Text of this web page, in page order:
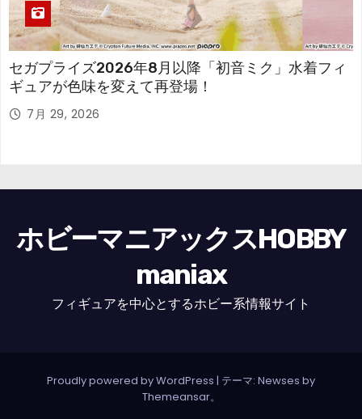
セガプライズ2026年8月以降「初音ミク」水着フィ
ギュアが色味を変えて再登場！
7月 29, 2026
ホビーマニアックスHOBBY
maniax
フィギュアを中心とするホビー系情報サイト
Proudly powered by WordPress | テーマ: Newses by
Themeansar。